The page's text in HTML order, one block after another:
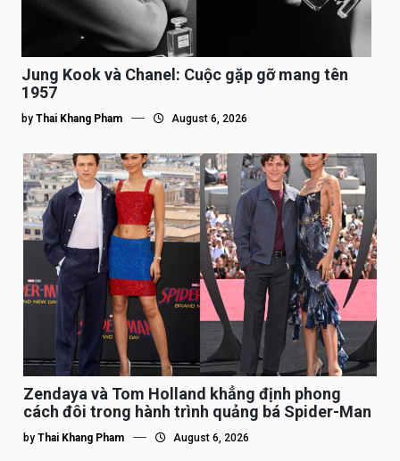
Jung Kook và Chanel: Cuộc gặp gỡ mang tên
1957
by Thai Khang Pham August 6, 2026
Zendaya và Tom Holland khẳng định phong
cách đôi trong hành trình quảng bá Spider-Man
by Thai Khang Pham August 6, 2026